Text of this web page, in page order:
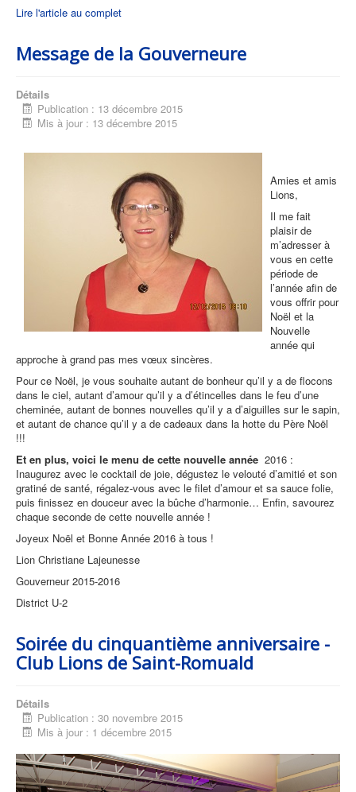
Lire l'article au complet
Message de la Gouverneure
Détails
Publication : 13 décembre 2015
Mis à jour : 13 décembre 2015
Amies et amis
Lions,
Il me fait
plaisir de
m’adresser à
vous en cette
période de
l’année afin de
vous offrir pour
Noël et la
Nouvelle
année qui
approche à grand pas mes vœux sincères.
Pour ce Noël, je vous souhaite autant de bonheur qu’il y a de flocons
dans le ciel, autant d’amour qu’il y a d’étincelles dans le feu d’une
cheminée, autant de bonnes nouvelles qu’il y a d’aiguilles sur le sapin,
et autant de chance qu’il y a de cadeaux dans la hotte du Père Noël
!!!
Et en plus, voici le menu de cette nouvelle année 2016 :
Inaugurez avec le cocktail de joie, dégustez le velouté d’amitié et son
gratiné de santé, régalez-vous avec le filet d’amour et sa sauce folie,
puis finissez en douceur avec la bûche d’harmonie… Enfin, savourez
chaque seconde de cette nouvelle année !
Joyeux Noël et Bonne Année 2016 à tous !
Lion Christiane Lajeunesse
Gouverneur 2015-2016
District U-2
Soirée du cinquantième anniversaire -
Club Lions de Saint-Romuald
Détails
Publication : 30 novembre 2015
Mis à jour : 1 décembre 2015